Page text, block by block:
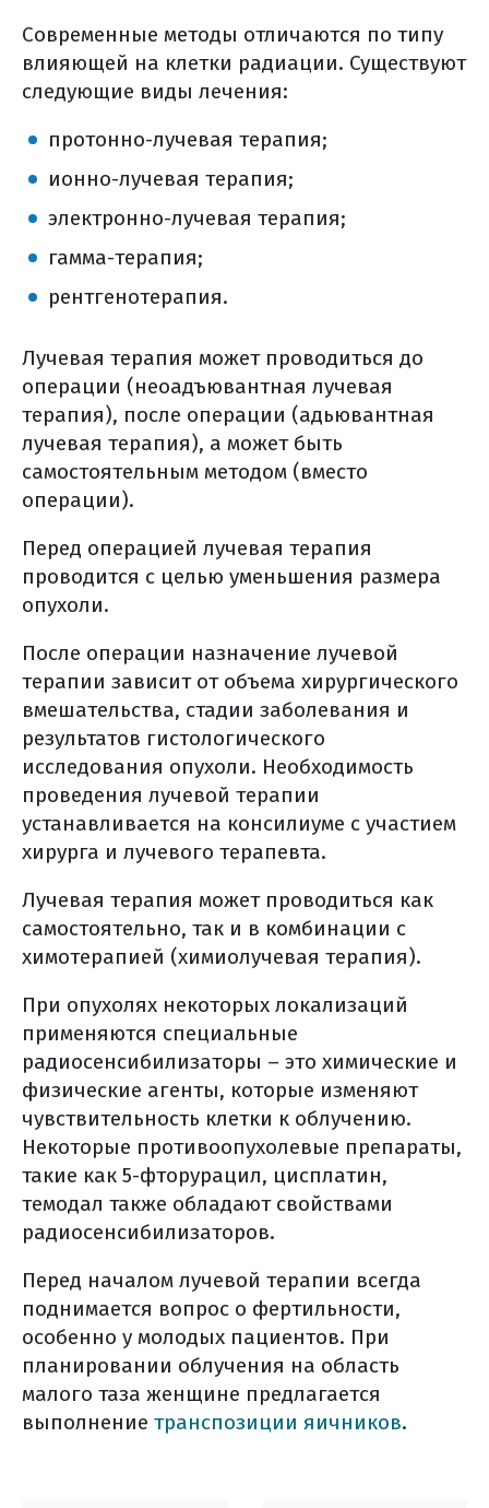
другие способы получения
системной химиотерапии
таргетная терапия
что может стать мишенью для тт?
иммунотерапия
где можно выполнить молекулярно-
генетическое исследование?
морфологический материал?
где и как хранить
дома гистологические стекла и блоки?
как происходит лечение таргетными
препаратами?
гормонотерапия
вопросы которые нужно задать
основные побочные эффекты
препаратов лечения рака
поджелудочной железы
лечение побочных явлений (общая
информация)
реабилитация
другие методы реабилитации
информация)
диспансерное наблюдение
информация)
симптоматическая терапия
желтуха
тонкокишечная непроходимость
асцит
профилактика рпж
список использованной литературы
Современные методы отличаются по типу
влияющей на клетки радиации. Существуют
следующие виды лечения:
протонно-лучевая терапия;
ионно-лучевая терапия;
электронно-лучевая терапия;
гамма-терапия;
рентгенотерапия.
Лучевая терапия может проводиться до
операции (неоадъювантная лучевая
терапия), после операции (адьювантная
лучевая терапия), а может быть
самостоятельным методом (вместо
операции).
Перед операцией лучевая терапия
проводится с целью уменьшения размера
опухоли.
После операции назначение лучевой
терапии зависит от объема хирургического
вмешательства, стадии заболевания и
результатов гистологического
исследования опухоли. Необходимость
проведения лучевой терапии
устанавливается на консилиуме с участием
хирурга и лучевого терапевта.
Лучевая терапия может проводиться как
самостоятельно, так и в комбинации с
химотерапией (химиолучевая терапия).
При опухолях некоторых локализаций
применяются специальные
радиосенсибилизаторы – это химические и
физические агенты, которые изменяют
чувствительность клетки к облучению.
Некоторые противоопухолевые препараты,
такие как 5-фторурацил, цисплатин,
темодал также обладают свойствами
радиосенсибилизаторов.
Перед началом лучевой терапии всегда
поднимается вопрос о фертильности,
особенно у молодых пациентов. При
планировании облучения на область
малого таза женщине предлагается
выполнение транспозиции яичников.